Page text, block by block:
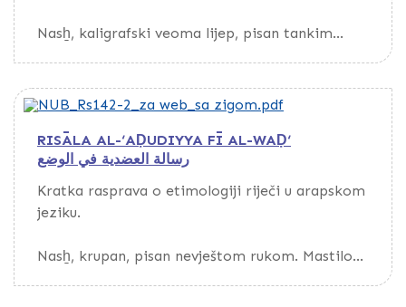
Nasẖ, kaligrafski veoma lijep, pisan tankim
uokviren širokom zlatnožutom linijom
početku veoma lijepo urađen unvan u obliku
kupole s cvjetovima u plavoj, crvenoj i zlatnoj
boji. Tekst pisan u dvije kolone.
RISĀLA AL-‘AḌUDIYYA FĪ AL-WAḌ‘
رسالة العضدية في الوضع
Kratka rasprava o etimologiji riječi u arapskom
jeziku.
Nasẖ, krupan, pisan nevještom rukom. Mastilo